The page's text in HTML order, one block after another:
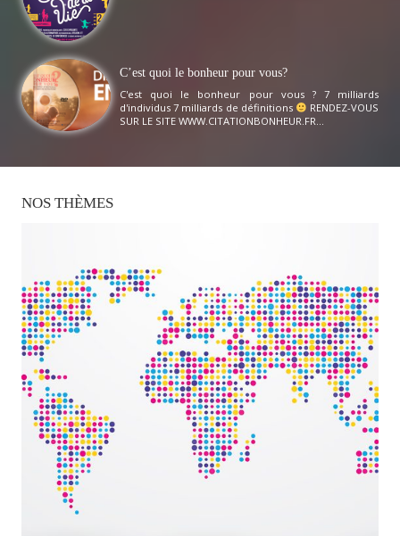
C’est quoi le bonheur pour vous?
C'est quoi le bonheur pour vous ? 7 milliards
d'individus 7 milliards de définitions
RENDEZ-VOUS
SUR LE SITE WWW.CITATIONBONHEUR.FR...
NOS THÈMES